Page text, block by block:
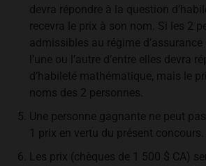
devra répondre à la question
recevra le prix à son nom. Si les 2
admissibles au régime d’assurance
l’une ou l’autre d’entre elles devra
d’habileté mathématique, mais le
noms des 2 personnes.
Une personne gagnante ne peut
1 prix en vertu du présent concours.
Les prix (chèques de 1 500 $ CA)